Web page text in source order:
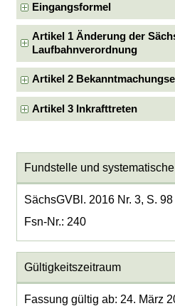
Eingangsformel
Artikel 1 Änderung der
Laufbahnverordnung
Artikel 2
Artikel 3 Inkrafttreten
Fundstelle und
SächsGVBl. 2016 Nr. 3, S. 98
Fsn-Nr.: 240
Gültigkeitszeitraum
Fassung gültig ab: 24. März